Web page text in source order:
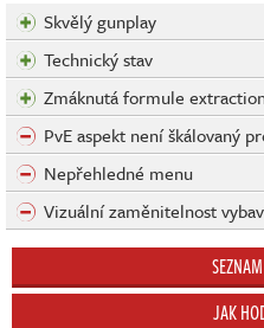
Skvělý gunplay
Technický stav
Zmáknutá formule
PvE aspekt není škálovaný
Nepřehledné menu
Vizuální zaměnitelnost
JAK